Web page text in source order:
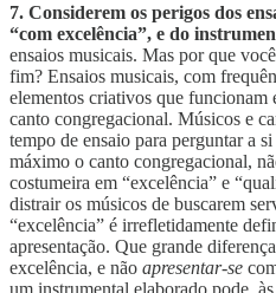
7. Considerem os perigos dos
“com excelência”, e do
ensaios musicais. Mas por que
fim? Ensaios musicais, com
elementos criativos que funcionam
canto congregacional. Músicos e
tempo de ensaio para perguntar a
máximo o canto congregacional,
costumeira em “excelência” e
distrair os músicos de buscarem
“excelência” é irrefletidamente
apresentação. Que grande
excelência, e não apresentar-se
um instrumental elaborado pode,